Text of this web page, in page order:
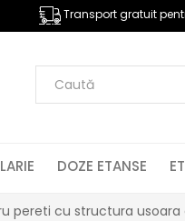
Transport gratuit
DOZE ETANSE
pereti cu structura